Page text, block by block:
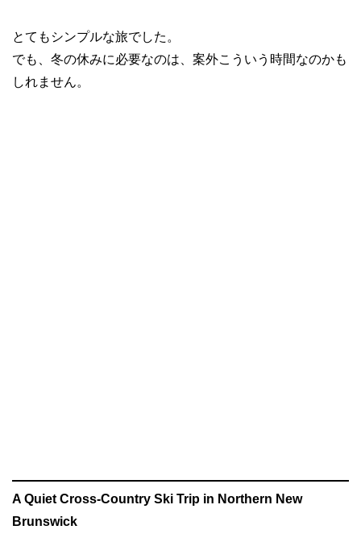
とてもシンプルな旅でした。
でも、冬の休みに必要なのは、案外こういう時間なのかも
しれません。
A Quiet Cross-Country Ski Trip in Northern New
Brunswick